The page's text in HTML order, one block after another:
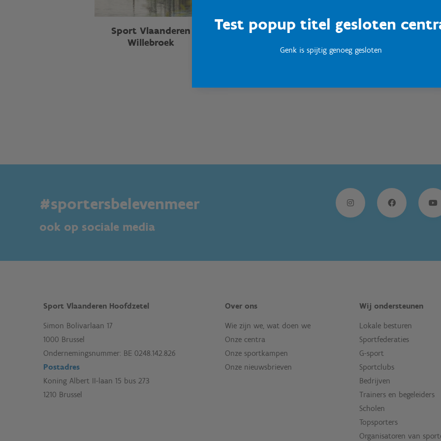
Test popup titel gesloten
Genk is spijtig genoeg gesloten
Sport Vlaanderen
Willebroek
Sport Vlaanderen
#sportersbelevenmeer
ook op sociale media
Sport Vlaanderen Hoofdzetel
Simon Bolivarlaan 17
1000 Brussel
Ondernemingsnummer: BE 0248.142.826
Postadres
Koning Albert II-laan 15 bus 273
1210 Brussel
Over ons
Wie zijn we, wat doen we
Onze centra
Onze sportkampen
Onze nieuwsbrieven
Wij ondersteunen
Lokale besturen
Sportfederaties
G-sport
Sportclubs
Bedrijven
Trainers en begeleiders
Scholen
Topsporters
Organisatoren van